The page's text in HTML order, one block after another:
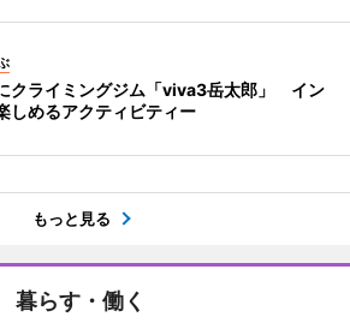
クライミングジム「viva3岳太郎」 イン
しめるアクティビティー
もっと見る
暮らす・働く